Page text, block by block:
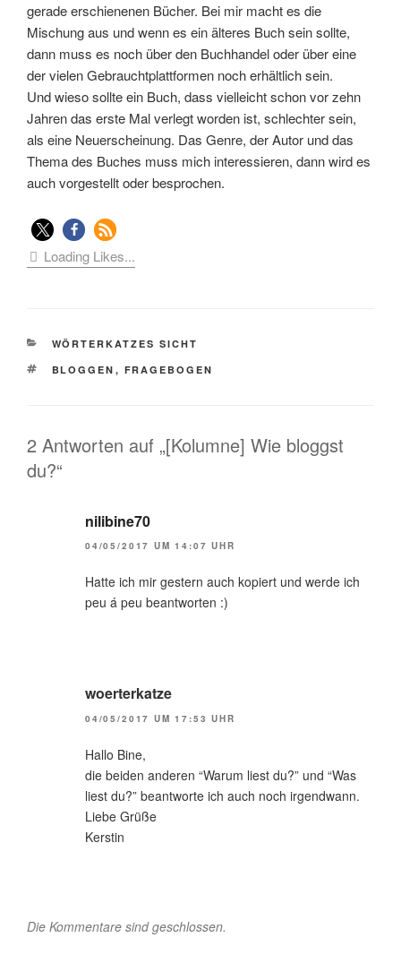
gerade erschienenen Bücher. Bei mir macht es die
Mischung aus und wenn es ein älteres Buch sein sollte,
dann muss es noch über den Buchhandel oder über eine
der vielen Gebrauchtplattformen noch erhältlich sein.
Und wieso sollte ein Buch, dass vielleicht schon vor zehn
Jahren das erste Mal verlegt worden ist, schlechter sein,
als eine Neuerscheinung. Das Genre, der Autor und das
Thema des Buches muss mich interessieren, dann wird es
auch vorgestellt oder besprochen.
Loading Likes...
KATEGORIEN
WÖRTERKATZES SICHT
SCHLAGWÖRTER
BLOGGEN , FRAGEBOGEN
2 Antworten auf „[Kolumne] Wie bloggst
du?“
nilibine70
04/05/2017 UM 14:07 UHR
Hatte ich mir gestern auch kopiert und werde ich
peu á peu beantworten :)
woerterkatze
04/05/2017 UM 17:53 UHR
Hallo Bine,
die beiden anderen “Warum liest du?” und “Was
liest du?” beantworte ich auch noch irgendwann.
Liebe Grüße
Kerstin
Die Kommentare sind geschlossen.